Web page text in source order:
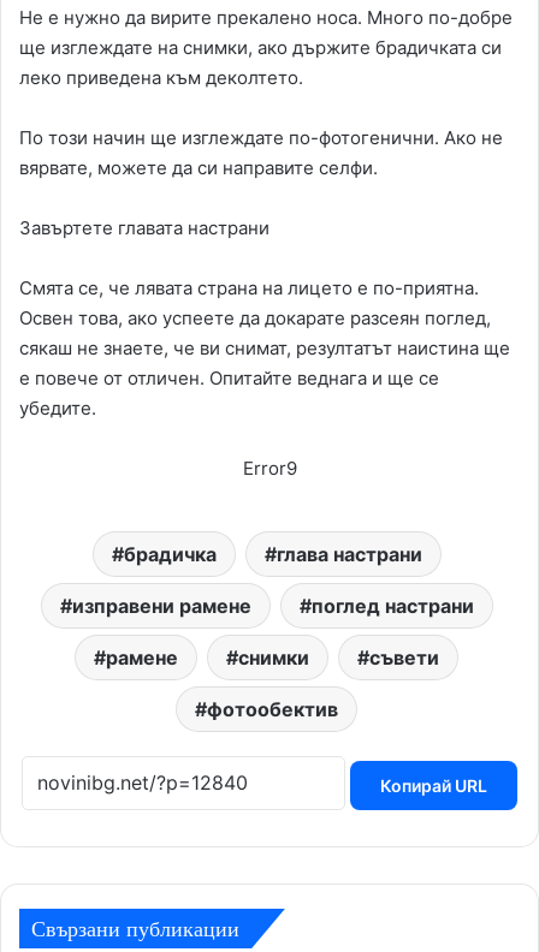
Не е нужно да вирите прекалено носа. Много по-добре
ще изглеждате на снимки, ако държите брадичката си
леко приведена към деколтето.
По този начин ще изглеждате по-фотогенични. Ако не
вярвате, можете да си направите селфи.
Завъртете главата настрани
Смята се, че лявата страна на лицето е по-приятна.
Освен това, ако успеете да докарате разсеян поглед,
сякаш не знаете, че ви снимат, резултатът наистина ще
е повече от отличен. Опитайте веднага и ще се
убедите.
Error9
брадичка глава настрани
изправени рамене поглед настрани
рамене снимки съвети
фотообектив
Копирай URL
Свързани публикации